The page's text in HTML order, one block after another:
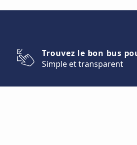
Trouvez le bon bus
Simple et transparent